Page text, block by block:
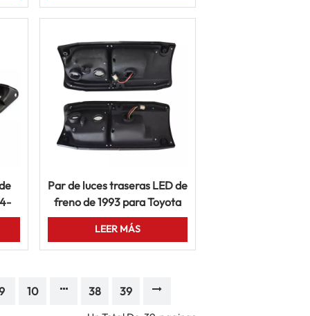
Par de luces traseras LED de
freno de 1993 para Toyota
Land Cruiser FJ70 y FJ75.
LEER MÁS
10 38 39